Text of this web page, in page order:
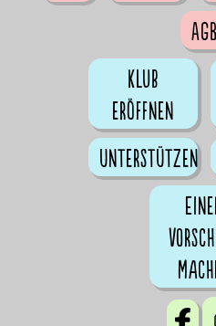
AGB
Klub
eröffnen
Unterstützen